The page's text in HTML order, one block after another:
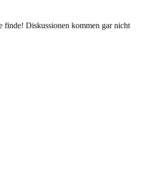
finde! Diskussionen kommen gar nicht